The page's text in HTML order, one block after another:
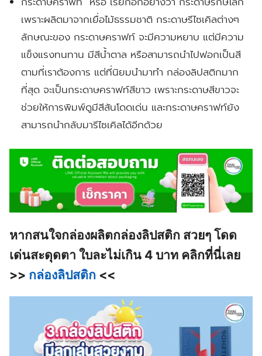
เพราะผลิตมาจากเยื่อไม้ธรรมชาติ กระดาษรีไซเคิลต่างๆ
ลักษณะของ กระดาษคราฟท์ จะมีความหยาบ แต่มีความ
แข็งแรงทนทาน มีสีน้ำตาล หรือสามารถนำไปฟอกเป็นสี
ตามที่เราต้องการ แต่ที่นิยมนำมาทำ กล่องลิปสติกมาก
ที่สุด จะเป็นกระดาษคราฟท์สีขาว เพราะกระดาษสีขาวจะ
ช่วยให้การพิมพ์ดูมีสีสันโดดเด่น และกระดาษคราฟท์ยัง
สามารถนำกลับมารีไซเคิลได้อีกด้วย
หากสนใจกล่องผลิตกล่องลิปสติก สวยๆ โดด
เด่นสะดุดตา ใบละไม่เกิน 4 บาท คลิกที่นี่เลย
>> กล่องลิปสติก <<